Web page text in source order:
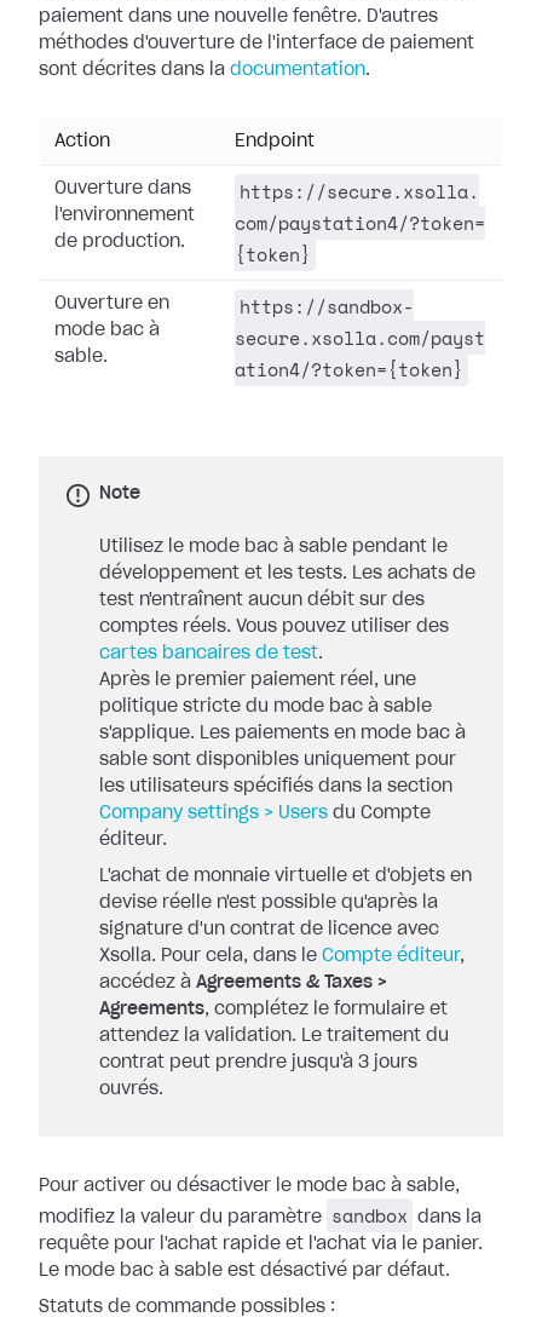
paiement dans une nouvelle fenêtre. D'autres
méthodes d'ouverture de l'interface de paiement
sont décrites dans la documentation.
Action Endpoint
Ouverture dans
l'environnement
de production.
https://secure.xsolla.
com/paystation4/?token=
{token}
Ouverture en
mode bac à
sable.
https://sandbox-
secure.xsolla.com/payst
ation4/?token={token}
Note
Utilisez le mode bac à sable pendant le
développement et les tests. Les achats de
test n'entraînent aucun débit sur des
comptes réels. Vous pouvez utiliser des
cartes bancaires de test.
Après le premier paiement réel, une
politique stricte du mode bac à sable
s'applique. Les paiements en mode bac à
sable sont disponibles uniquement pour
les utilisateurs spécifiés dans la section
Company settings > Users du Compte
éditeur.
L'achat de monnaie virtuelle et d'objets en
devise réelle n'est possible qu'après la
signature d'un contrat de licence avec
Xsolla. Pour cela, dans le Compte éditeur,
accédez à Agreements & Taxes >
Agreements, complétez le formulaire et
attendez la validation. Le traitement du
contrat peut prendre jusqu'à 3 jours
ouvrés.
Pour activer ou désactiver le mode bac à sable,
modifiez la valeur du paramètre
sandbox
dans la
requête pour l'achat rapide et l'achat via le panier.
Le mode bac à sable est désactivé par défaut.
Statuts de commande possibles :